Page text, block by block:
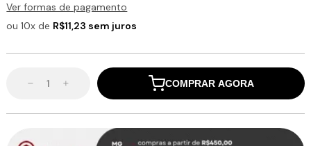
Ver formas de pagamento
ou 10x de R$11,23 sem juros
COMPRAR AGORA